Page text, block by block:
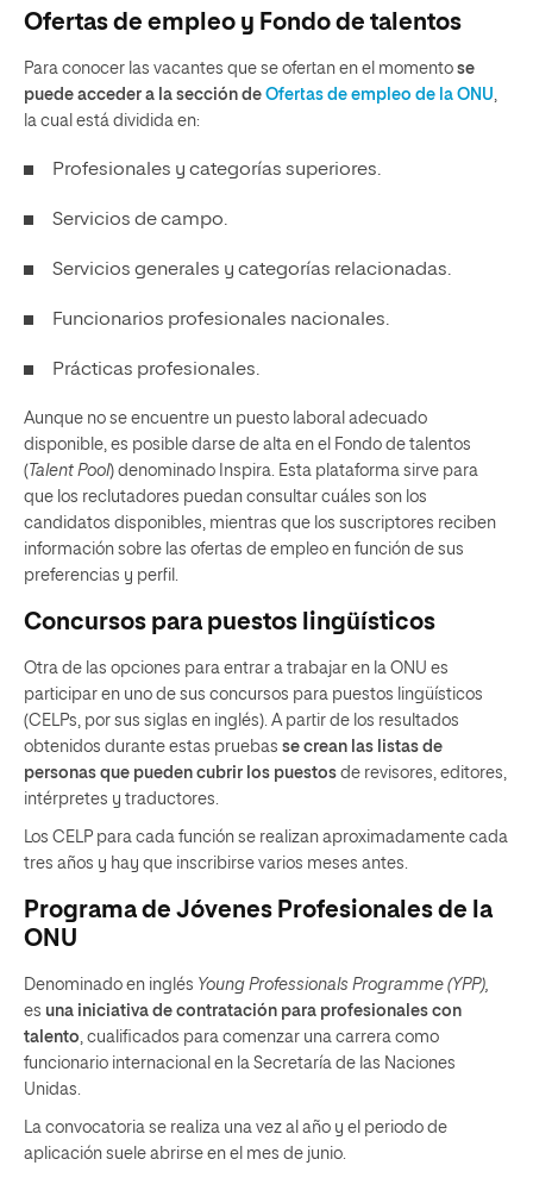
Ofertas de empleo y Fondo de talentos
Para conocer las vacantes que se ofertan en el momento se
puede acceder a la sección de Ofertas de empleo de la ONU
la cual está dividida en:
Profesionales y categorías superiores.
Servicios de campo.
Servicios generales y categorías relacionadas.
Funcionarios profesionales nacionales.
Prácticas profesionales.
Aunque no se encuentre un puesto laboral adecuado
disponible, es posible darse de alta en el Fondo de talentos
(Talent Pool) denominado Inspira . Esta plataforma sirve para
que los reclutadores puedan consultar cuáles son los
candidatos disponibles, mientras que los suscriptores reciben
información sobre las ofertas de empleo en función de sus
preferencias y perfil.
Concursos para puestos lingüísticos
Otra de las opciones para entrar a trabajar en la ONU es
participar en uno de sus concursos para puestos lingüísticos
(CELPs, por sus siglas en inglés). A partir de los resultados
obtenidos durante estas pruebas se crean las listas de
personas que pueden cubrir los puestos de revisores, editores,
intérpretes y traductores.
Los CELP para cada función se realizan aproximadamente cada
tres años y hay que inscribirse varios meses antes.
Programa de Jóvenes Profesionales de la
ONU
Denominado en inglés Young Professionals Programme (YPP),
es una iniciativa de contratación para profesionales con
talento , cualificados para comenzar una carrera como
funcionario internacional en la Secretaría de las Naciones
Unidas.
La convocatoria se realiza una vez al año y el periodo de
aplicación suele abrirse en el mes de junio.